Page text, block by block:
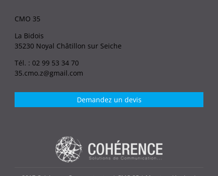
CMO 35
La Bidois
35230 Noyal Châtillon sur Seiche
Tél. : 02 99 53 34 70
35.cmo.z@gmail.com
Demandez un devis